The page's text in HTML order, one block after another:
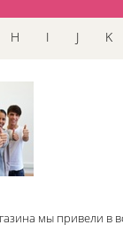
H I J K
мы привели в